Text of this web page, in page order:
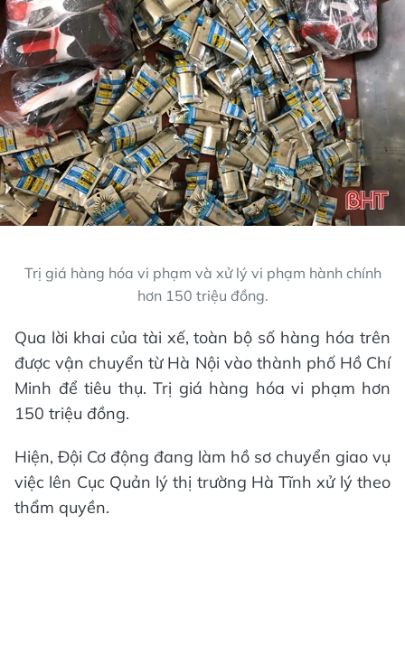
Trị giá hàng hóa vi phạm và xử lý vi phạm hành chính
hơn 150 triệu đồng.
Qua lời khai của tài xế, toàn bộ số hàng hóa trên
được vận chuyển từ Hà Nội vào thành phố Hồ Chí
Minh để tiêu thụ. Trị giá hàng hóa vi phạm hơn
150 triệu đồng.
Hiện, Đội Cơ động đang làm hồ sơ chuyển giao vụ
việc lên Cục Quản lý thị trường Hà Tĩnh xử lý theo
thẩm quyền.